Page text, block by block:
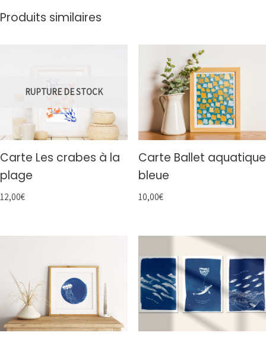
Produits similaires
RUPTURE DE STOCK
Carte Les crabes à la
plage
12,00€
Carte Ballet aquatique
bleue
10,00€